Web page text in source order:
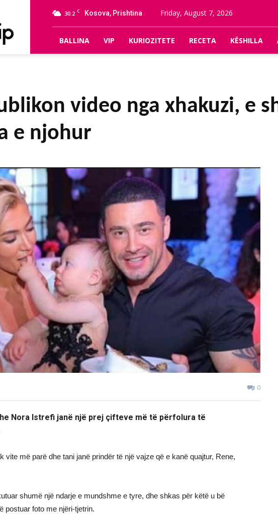
30.2 C Kosova, Prishtina Friday, August 7, 2026
BALLINA VIP KURIOZITETE RECETA KËSHILLA
video nga xhakuzi, e
e njohur
0
Nora Istrefi janë një prej çifteve më të përfolura të
vite më parë dhe tani janë prindër të një vajze që e kanë quajtur, Rene,
shumë një ndarje e mundshme e tyre, dhe shkas për këtë u bë
postuar foto me njëri-tjetrin.